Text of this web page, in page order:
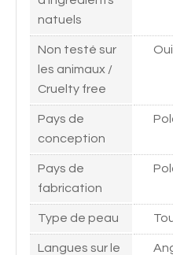
natuels
Non testé sur
les animaux /
Cruelty free
Oui
Pays de
conception
Pays de
fabrication
Type de peau
Langues sur le